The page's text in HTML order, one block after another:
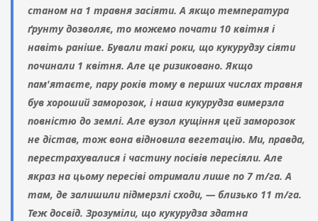
станом на 1 травня засіяти. А якщо температура
ґрунту дозволяє, то можемо почати 10 квітня і
навіть раніше. Бували такі роки, що кукурудзу сіяти
починали 1 квітня. Але це ризиковано. Якщо
пам'ятаєте, пару років тому в перших числах травня
був хороший заморозок, і наша кукурудза вимерзла
повністю до землі. Але вузол кущіння цей заморозок
не дістав, тож вона відновила вегетацію. Ми, правда,
перестрахувалися і частину посівів пересіяли. Але
якраз на цьому пересіві отримали лише по 7 т/га. А
там, де залишили підмерзлі сходи, — близько 11 т/га.
Теж досвід. Зрозуміли, що кукурудза здатна